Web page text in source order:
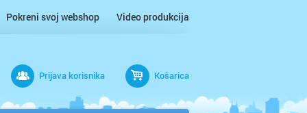
Pokreni svoj webshop Video produkcija
Prijava korisnika Košarica